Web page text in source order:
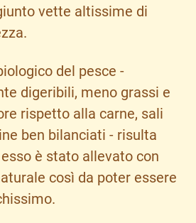
vette altissime di
del pesce -
digeribili, meno grassi e
rispetto alla carne, sali
ben bilanciati - risulta
è stato allevato con
così da poter essere